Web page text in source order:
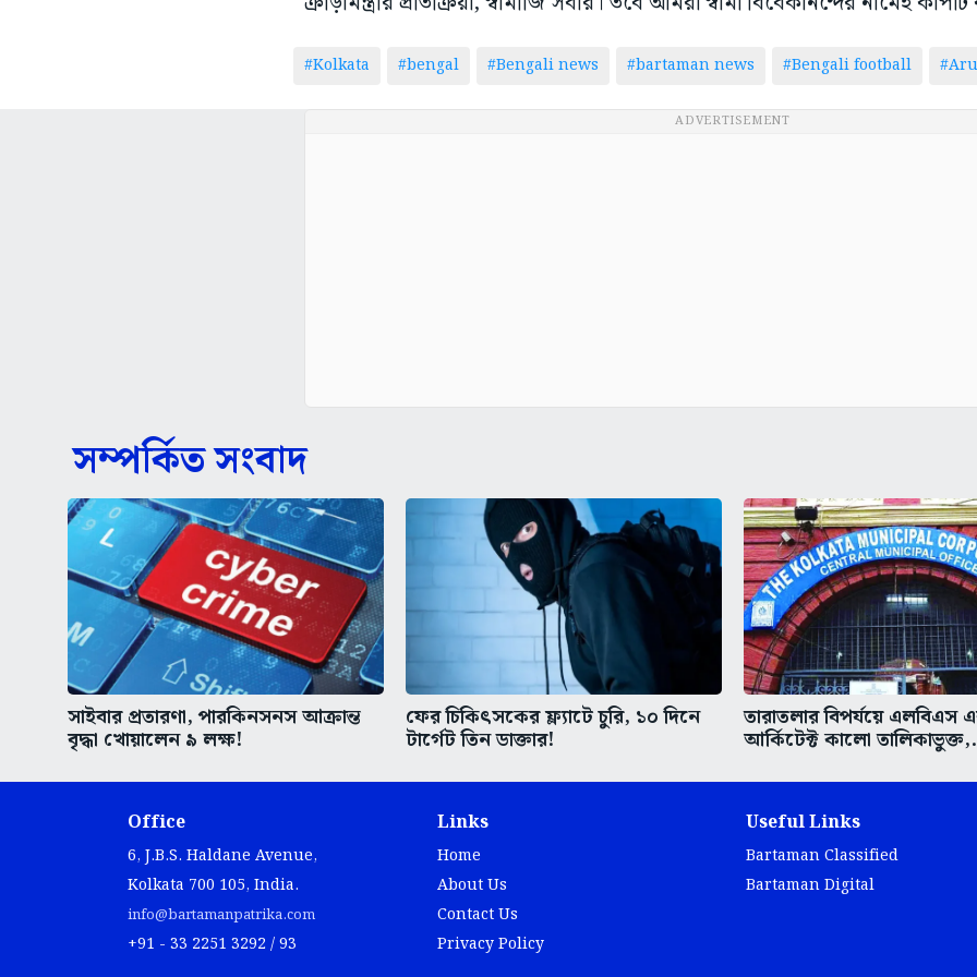
#Kolkata #bengal #Bengali news #bartaman news #Bengali football
ADVERTISEMENT
সম্পর্কিত সংবাদ
সাইবার প্রতারণা, পারকিনসনস আক্রান্ত
বৃদ্ধা খোয়ালেন ৯ লক্ষ!
ফের চিকিৎসকের ফ্ল্যাটে চুরি, ১০ দিনে
টার্গেট তিন ডাক্তার!
তারাতলার বিপর্যয়ে এলবিএস
আর্কিটেক্ট কালো
Office
6, J.B.S. Haldane Avenue,
Kolkata 700 105, India.
info@bartamanpatrika.com
+91 - 33 2251 3292 / 93
Links
Home
About Us
Contact Us
Privacy Policy
Useful Links
Bartaman Classified
Bartaman Digital